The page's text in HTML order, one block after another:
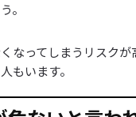
。
なってしまうリスク
もいます。